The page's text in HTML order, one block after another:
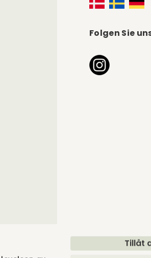
Tillåt
einen sehr geringen Eigenschutz
Austrocknen des Leders zu
Sonnenlicht oder Wärmequellen
sollten je nach Zustand des Leders
Folgen Sie